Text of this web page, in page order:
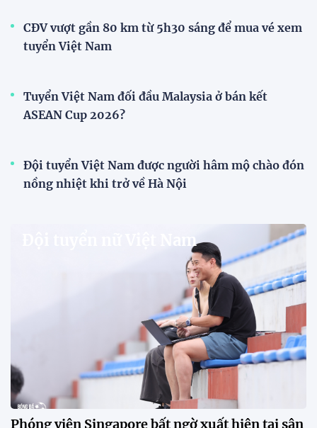
V-League
V.League chính thức khoác "áo mới" trước mùa
VPF chính thức ra mắt bộ nhận diện thương hiệu và
slogan mới cho hệ thống các giải bóng đá chuyên
nghiệp quốc gia, mở ra diện mạo mới cho V.League
trước mùa giải 2026-2027.
HLV Văn Sỹ Sơn: "Tôi đặt bút ký bằng niềm tin và
khát vọng"